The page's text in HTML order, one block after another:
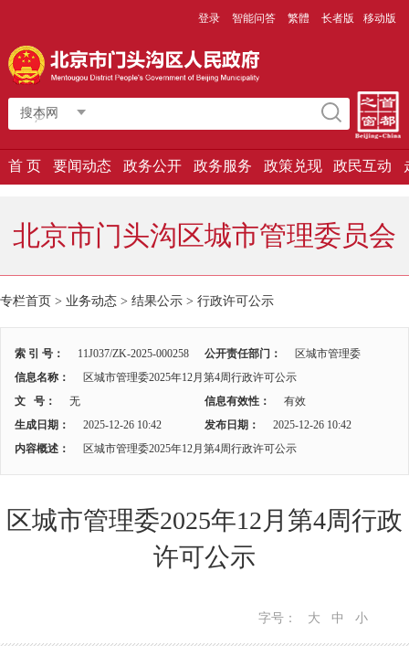
登录 智能问答 繁體 长者版 移动版
搜本网
首 页 要闻动态 政务公开 政务服务 政策兑现 政民互动
北京市门头沟区城市管理委员会
专栏首页 > 业务动态 > 结果公示 > 行政许可公示
索 引 号： 11J037/ZK-2025-000258 公开责任部门：
区城市管理委
信息名称：
区城市管理委2025年12月第4周行政许可公示
文 号：
无 信息有效性：
有效
生成日期：
2025-12-26 10:42 发布日期：
2025-12-26 10:42
内容概述：
区城市管理委2025年12月第4周行政许可公示
区城市管理委2025年12月第4周行政
许可公示
字号： 大 中 小